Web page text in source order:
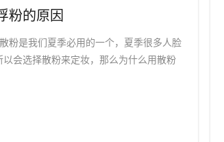
粉的原因
粉是我们夏季必用的一个，夏季很多人脸
会选择散粉来定妆，那么为什么用散粉